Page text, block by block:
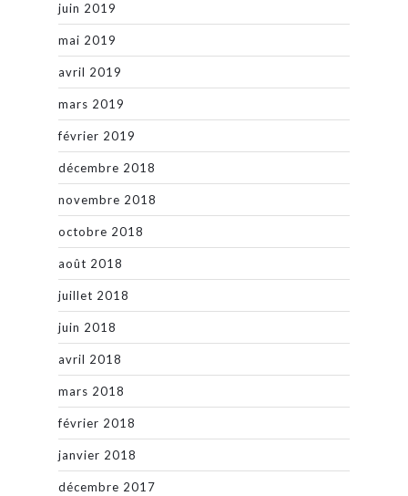
juin 2019
mai 2019
avril 2019
mars 2019
février 2019
décembre 2018
novembre 2018
octobre 2018
août 2018
juillet 2018
juin 2018
avril 2018
mars 2018
février 2018
janvier 2018
décembre 2017